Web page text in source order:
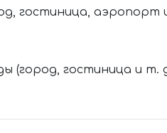
гостиница, аэропорт
(город, гостиница и т.